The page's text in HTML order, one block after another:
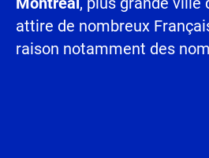
attire de nombreux
raison notamment des